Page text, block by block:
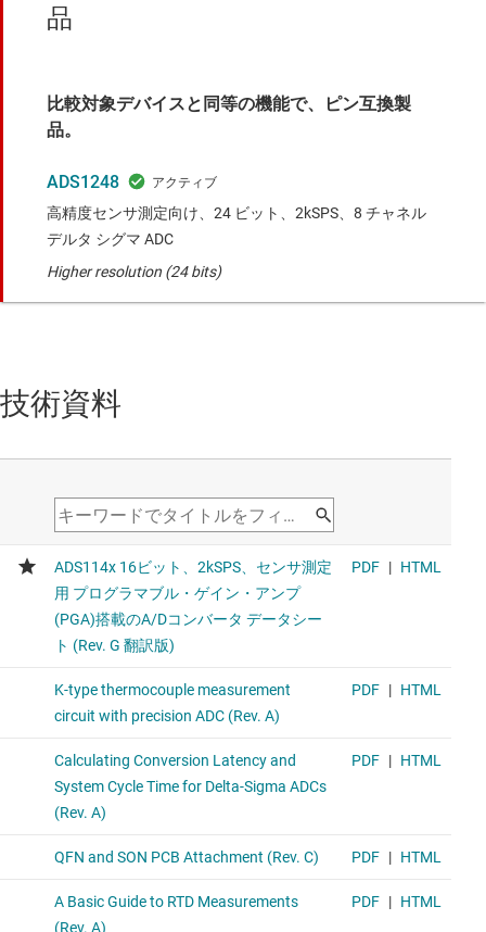
品
比較対象デバイスと同等の機能で、ピン互換製
品。
ADS1248
高精度センサ測定向け、24 ビット、2kSPS、8 チャネル
デルタ シグマ ADC
Higher resolution (24 bits)
技術資料